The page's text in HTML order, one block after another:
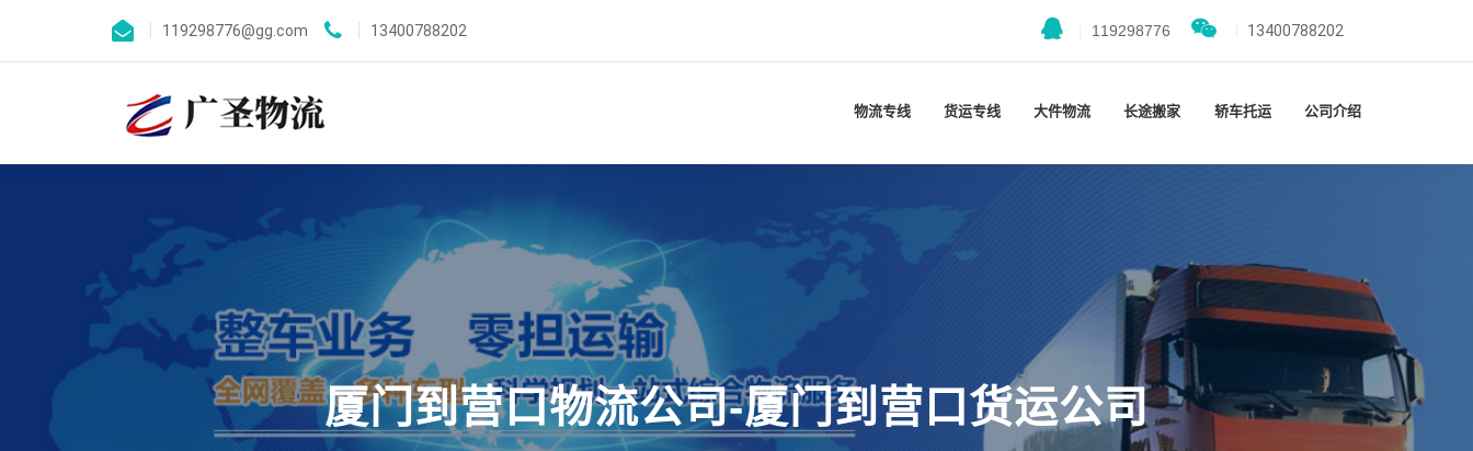
119298776@gg.com 13400788202 119298776 13400788202
物流专线 货运专线 大件物流 长途搬家 轿车托运 公司介绍
厦门到营口物流公司-厦门到营口货运公司